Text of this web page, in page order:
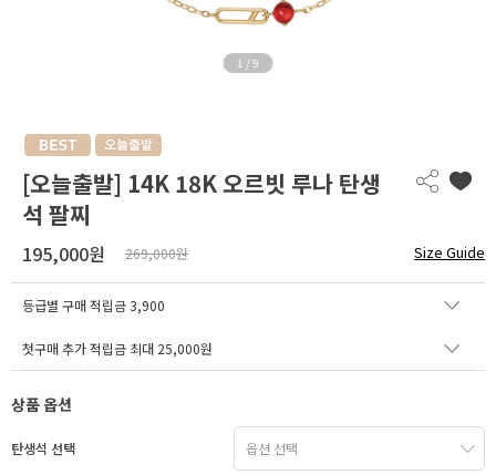
1 /9
[오늘출발] 14K 18K 오르빗 루나 탄생
석 팔찌
195,000원 269,000원 Size Guide
등급별 구매 적립금3,900
첫구매 추가 적립금 최대 25,000원
상품 옵션
탄생석 선택